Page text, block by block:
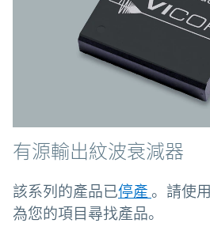
有源輸出紋波衰減器
該系列的產品已停產 。請使用
為您的項目尋找產品。